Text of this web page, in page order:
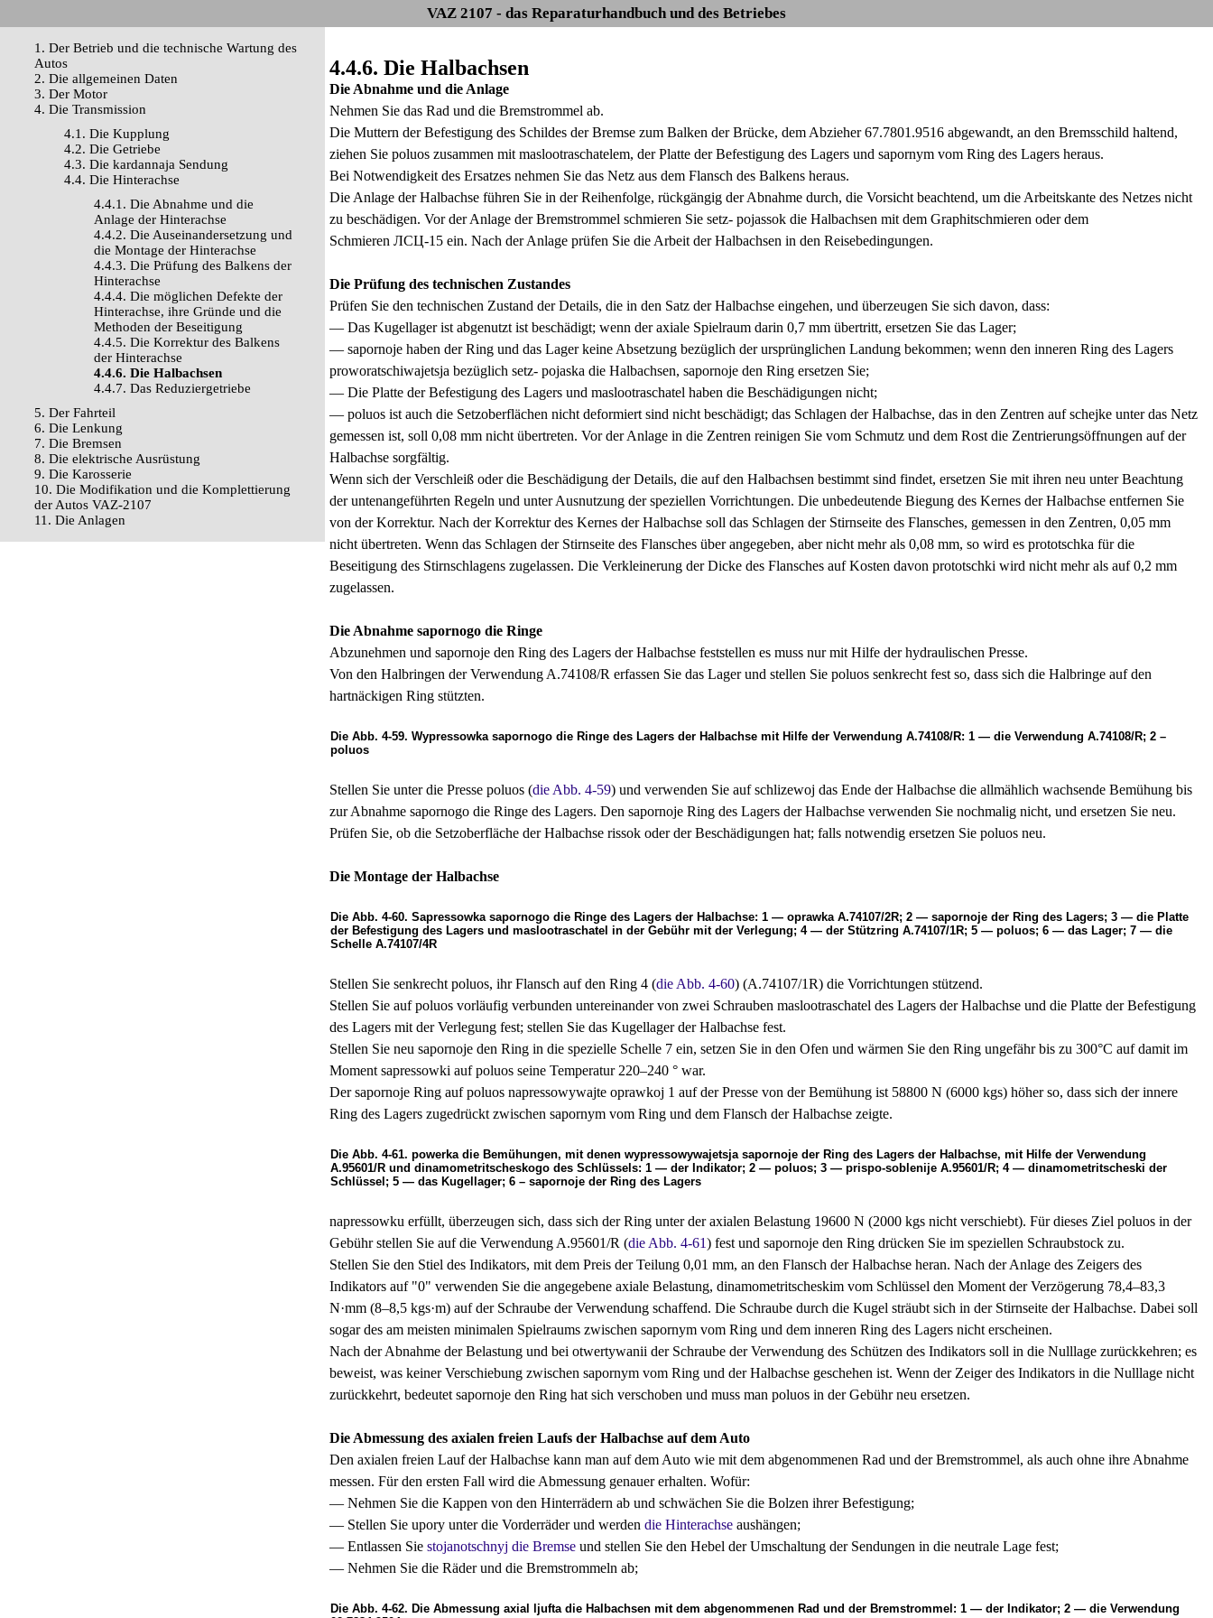
VAZ 2107 - das Reparaturhandbuch und des Betriebes
1. Der Betrieb und die technische Wartung des
Autos
2. Die allgemeinen Daten
3. Der Motor
4. Die Transmission
4.1. Die Kupplung
4.2. Die Getriebe
4.3. Die kardannaja Sendung
4.4. Die Hinterachse
4.4.1. Die Abnahme und die
Anlage der Hinterachse
4.4.2. Die Auseinandersetzung und
die Montage der Hinterachse
4.4.3. Die Prüfung des Balkens der
Hinterachse
4.4.4. Die möglichen Defekte der
Hinterachse, ihre Gründe und die
Methoden der Beseitigung
4.4.5. Die Korrektur des Balkens
der Hinterachse
4.4.6. Die Halbachsen
4.4.7. Das Reduziergetriebe
5. Der Fahrteil
6. Die Lenkung
7. Die Bremsen
8. Die elektrische Ausrüstung
9. Die Karosserie
10. Die Modifikation und die Komplettierung
der Autos VAZ-2107
11. Die Anlagen
4.4.6. Die Halbachsen
Die Abnahme und die Anlage
Nehmen Sie das Rad und die Bremstrommel ab.
Die Muttern der Befestigung des Schildes der Bremse zum Balken der Brücke, dem Abzieher 67.7801.9516 abgewandt, an den Bremsschild haltend,
ziehen Sie poluos zusammen mit maslootraschatelem, der Platte der Befestigung des Lagers und sapornym vom Ring des Lagers heraus.
Bei Notwendigkeit des Ersatzes nehmen Sie das Netz aus dem Flansch des Balkens heraus.
Die Anlage der Halbachse führen Sie in der Reihenfolge, rückgängig der Abnahme durch, die Vorsicht beachtend, um die Arbeitskante des Netzes nicht
zu beschädigen. Vor der Anlage der Bremstrommel schmieren Sie setz- pojassok die Halbachsen mit dem Graphitschmieren oder dem
Schmieren ЛСЦ-15 ein. Nach der Anlage prüfen Sie die Arbeit der Halbachsen in den Reisebedingungen.
Die Prüfung des technischen Zustandes
Prüfen Sie den technischen Zustand der Details, die in den Satz der Halbachse eingehen, und überzeugen Sie sich davon, dass:
— Das Kugellager ist abgenutzt ist beschädigt; wenn der axiale Spielraum darin 0,7 mm übertritt, ersetzen Sie das Lager;
— sapornoje haben der Ring und das Lager keine Absetzung bezüglich der ursprünglichen Landung bekommen; wenn den inneren Ring des Lagers
proworatschiwajetsja bezüglich setz- pojaska die Halbachsen, sapornoje den Ring ersetzen Sie;
— Die Platte der Befestigung des Lagers und maslootraschatel haben die Beschädigungen nicht;
— poluos ist auch die Setzoberflächen nicht deformiert sind nicht beschädigt; das Schlagen der Halbachse, das in den Zentren auf schejke unter das Netz
gemessen ist, soll 0,08 mm nicht übertreten. Vor der Anlage in die Zentren reinigen Sie vom Schmutz und dem Rost die Zentrierungsöffnungen auf der
Halbachse sorgfältig.
Wenn sich der Verschleiß oder die Beschädigung der Details, die auf den Halbachsen bestimmt sind findet, ersetzen Sie mit ihren neu unter Beachtung
der untenangeführten Regeln und unter Ausnutzung der speziellen Vorrichtungen. Die unbedeutende Biegung des Kernes der Halbachse entfernen Sie
von der Korrektur. Nach der Korrektur des Kernes der Halbachse soll das Schlagen der Stirnseite des Flansches, gemessen in den Zentren, 0,05 mm
nicht übertreten. Wenn das Schlagen der Stirnseite des Flansches über angegeben, aber nicht mehr als 0,08 mm, so wird es prototschka für die
Beseitigung des Stirnschlagens zugelassen. Die Verkleinerung der Dicke des Flansches auf Kosten davon prototschki wird nicht mehr als auf 0,2 mm
zugelassen.
Die Abnahme sapornogo die Ringe
Abzunehmen und sapornoje den Ring des Lagers der Halbachse feststellen es muss nur mit Hilfe der hydraulischen Presse.
Von den Halbringen der Verwendung A.74108/R erfassen Sie das Lager und stellen Sie poluos senkrecht fest so, dass sich die Halbringe auf den
hartnäckigen Ring stützten.
Die Abb. 4-59. Wypressowka sapornogo die Ringe des Lagers der Halbachse mit Hilfe der Verwendung A.74108/R: 1 — die Verwendung A.74108/R; 2 –
poluos
Stellen Sie unter die Presse poluos (die Abb. 4-59) und verwenden Sie auf schlizewoj das Ende der Halbachse die allmählich wachsende Bemühung bis
zur Abnahme sapornogo die Ringe des Lagers. Den sapornoje Ring des Lagers der Halbachse verwenden Sie nochmalig nicht, und ersetzen Sie neu.
Prüfen Sie, ob die Setzoberfläche der Halbachse rissok oder der Beschädigungen hat; falls notwendig ersetzen Sie poluos neu.
Die Montage der Halbachse
Die Abb. 4-60. Sapressowka sapornogo die Ringe des Lagers der Halbachse: 1 — oprawka А.74107/2R; 2 — sapornoje der Ring des Lagers; 3 — die Platte
der Befestigung des Lagers und maslootraschatel in der Gebühr mit der Verlegung; 4 — der Stützring А.74107/1R; 5 — poluos; 6 — das Lager; 7 — die
Schelle А.74107/4R
Stellen Sie senkrecht poluos, ihr Flansch auf den Ring 4 (die Abb. 4-60) (А.74107/1R) die Vorrichtungen stützend.
Stellen Sie auf poluos vorläufig verbunden untereinander von zwei Schrauben maslootraschatel des Lagers der Halbachse und die Platte der Befestigung
des Lagers mit der Verlegung fest; stellen Sie das Kugellager der Halbachse fest.
Stellen Sie neu sapornoje den Ring in die spezielle Schelle 7 ein, setzen Sie in den Ofen und wärmen Sie den Ring ungefähr bis zu 300°С auf damit im
Moment sapressowki auf poluos seine Temperatur 220–240 ° war.
Der sapornoje Ring auf poluos napressowywajte oprawkoj 1 auf der Presse von der Bemühung ist 58800 N (6000 kgs) höher so, dass sich der innere
Ring des Lagers zugedrückt zwischen sapornym vom Ring und dem Flansch der Halbachse zeigte.
Die Abb. 4-61. powerka die Bemühungen, mit denen wypressowywajetsja sapornoje der Ring des Lagers der Halbachse, mit Hilfe der Verwendung
A.95601/R und dinamometritscheskogo des Schlüssels: 1 — der Indikator; 2 — poluos; 3 — prispo-soblenije А.95601/R; 4 — dinamometritscheski der
Schlüssel; 5 — das Kugellager; 6 – sapornoje der Ring des Lagers
napressowku erfüllt, überzeugen sich, dass sich der Ring unter der axialen Belastung 19600 N (2000 kgs nicht verschiebt). Für dieses Ziel poluos in der
Gebühr stellen Sie auf die Verwendung A.95601/R (die Abb. 4-61) fest und sapornoje den Ring drücken Sie im speziellen Schraubstock zu.
Stellen Sie den Stiel des Indikators, mit dem Preis der Teilung 0,01 mm, an den Flansch der Halbachse heran. Nach der Anlage des Zeigers des
Indikators auf "0" verwenden Sie die angegebene axiale Belastung, dinamometritscheskim vom Schlüssel den Moment der Verzögerung 78,4–83,3
N·mm (8–8,5 kgs·m) auf der Schraube der Verwendung schaffend. Die Schraube durch die Kugel sträubt sich in der Stirnseite der Halbachse. Dabei soll
sogar des am meisten minimalen Spielraums zwischen sapornym vom Ring und dem inneren Ring des Lagers nicht erscheinen.
Nach der Abnahme der Belastung und bei otwertywanii der Schraube der Verwendung des Schützen des Indikators soll in die Nulllage zurückkehren; es
beweist, was keiner Verschiebung zwischen sapornym vom Ring und der Halbachse geschehen ist. Wenn der Zeiger des Indikators in die Nulllage nicht
zurückkehrt, bedeutet sapornoje den Ring hat sich verschoben und muss man poluos in der Gebühr neu ersetzen.
Die Abmessung des axialen freien Laufs der Halbachse auf dem Auto
Den axialen freien Lauf der Halbachse kann man auf dem Auto wie mit dem abgenommenen Rad und der Bremstrommel, als auch ohne ihre Abnahme
messen. Für den ersten Fall wird die Abmessung genauer erhalten. Wofür:
— Nehmen Sie die Kappen von den Hinterrädern ab und schwächen Sie die Bolzen ihrer Befestigung;
— Stellen Sie upory unter die Vorderräder und werden die Hinterachse aushängen;
— Entlassen Sie stojanotschnyj die Bremse und stellen Sie den Hebel der Umschaltung der Sendungen in die neutrale Lage fest;
— Nehmen Sie die Räder und die Bremstrommeln ab;
Die Abb. 4-62. Die Abmessung axial ljufta die Halbachsen mit dem abgenommenen Rad und der Bremstrommel: 1 — der Indikator; 2 — die Verwendung